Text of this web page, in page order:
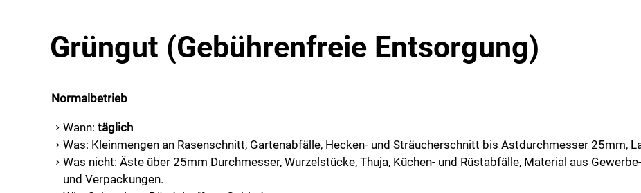
Grüngut (Gebührenfreie Entsorgung)
Normalbetrieb
Wann: täglich
Was: Kleinmengen an Rasenschnitt, Gartenabfälle, Hecken- und Sträucherschnitt bis Astdurchmesser 25mm,
Was nicht: Äste über 25mm Durchmesser, Wurzelstücke, Thuja, Küchen- und Rüstabfälle, Material aus
und Verpackungen.